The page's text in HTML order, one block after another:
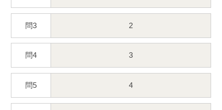
問3 2
問4 3
問5 4